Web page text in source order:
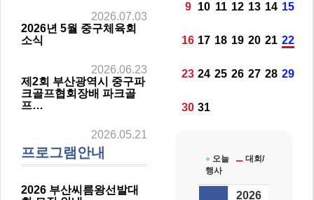
2026.07.03
2026년 5월 중구체육회
소식
2026.06.23
제2회 부산광역시 중구파
크골프협회장배 파크골
프…
2026.05.21
프로그램안내
2026 부산씨름왕선발대
9 10 11 12 13 14 15
16 17 18 19 20 21 22
23 24 25 26 27 28 29
30 31
● 오늘 ⚊ 대회/
행사
2026